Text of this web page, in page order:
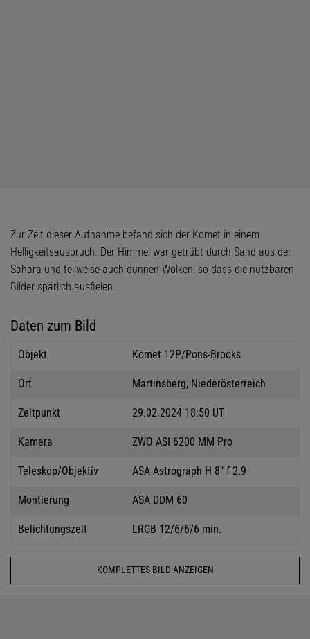
Zur Zeit dieser Aufnahme befand sich der Komet in einem
Helligkeitsausbruch. Der Himmel war getrübt durch Sand aus der
Sahara und teilweise auch dünnen Wolken, so dass die nutzbaren
Bilder spärlich ausfielen.
Daten zum Bild
Objekt Komet 12P/Pons-Brooks
Ort Martinsberg, Niederösterreich
Zeitpunkt 29.02.2024 18:50 UT
Kamera ZWO ASI 6200 MM Pro
Teleskop/Objektiv ASA Astrograph H 8" f 2.9
Montierung ASA DDM 60
Belichtungszeit LRGB 12/6/6/6 min.
KOMPLETTES BILD ANZEIGEN